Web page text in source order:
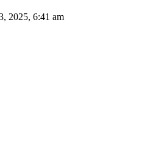
2025, 6:41 am